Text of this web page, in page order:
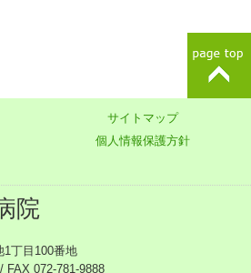
サイトマップ
個人情報保護方針
院
1丁目100番地
FAX 072-781-9888